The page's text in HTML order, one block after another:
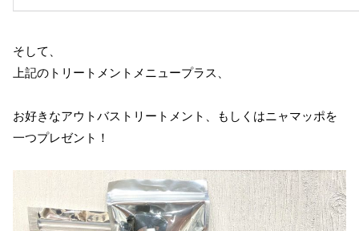
そして、
上記のトリートメントメニュープラス、
お好きなアウトバストリートメント、もしくはニャマッポを
一つプレゼント！